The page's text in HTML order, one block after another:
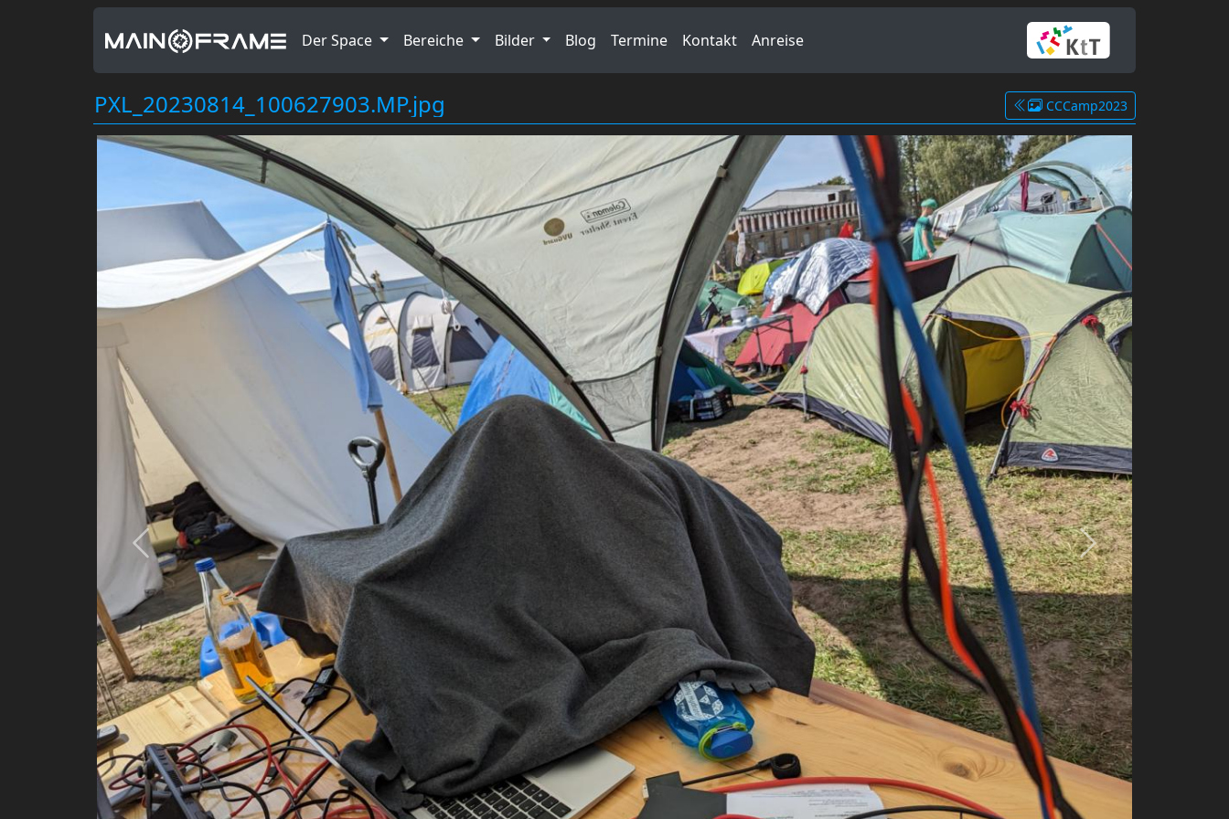
Der Space Bereiche Bilder Blog Termine Kontakt Anreise
PXL_20230814_100627903.MP.jpg CCCamp2023